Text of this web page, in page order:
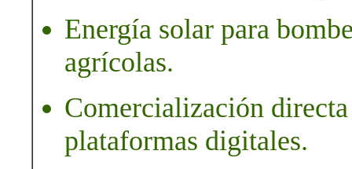
Energía solar para
agrícolas.
Comercialización
plataformas digitales.